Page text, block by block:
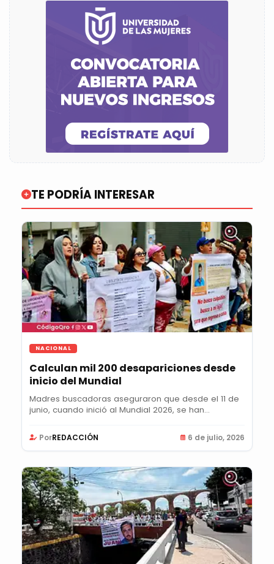
TE PODRÍA INTERESAR
NACIONAL
Calculan mil 200 desapariciones desde
inicio del Mundial
Madres buscadoras aseguraron que desde el 11 de
junio, cuando inició al Mundial 2026, se han
PorREDACCIÓN 6 de julio, 2026